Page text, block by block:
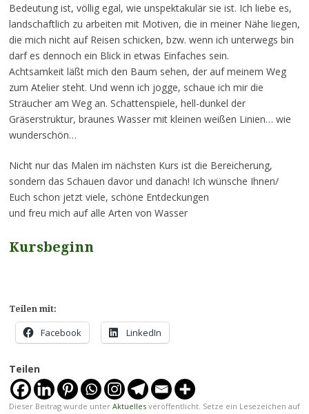
Bedeutung ist, völlig egal, wie unspektakulär sie ist. Ich liebe es,
landschaftlich zu arbeiten mit Motiven, die in meiner Nähe liegen,
die mich nicht auf Reisen schicken, bzw. wenn ich unterwegs bin
darf es dennoch ein Blick in etwas Einfaches sein.
Achtsamkeit läßt mich den Baum sehen, der auf meinem Weg
zum Atelier steht. Und wenn ich jogge, schaue ich mir die
Sträucher am Weg an. Schattenspiele, hell-dunkel der
Gräserstruktur, braunes Wasser mit kleinen weißen Linien… wie
wunderschön…
Nicht nur das Malen im nächsten Kurs ist die Bereicherung,
sondern das Schauen davor und danach! Ich wünsche Ihnen/
Euch schon jetzt viele, schöne Entdeckungen
und freu mich auf alle Arten von Wasser
Kursbeginn
Teilen mit:
Facebook LinkedIn
Teilen
Dieser Beitrag wurde unter Aktuellesveröffentlicht. Setze ein Lesezeichen auf